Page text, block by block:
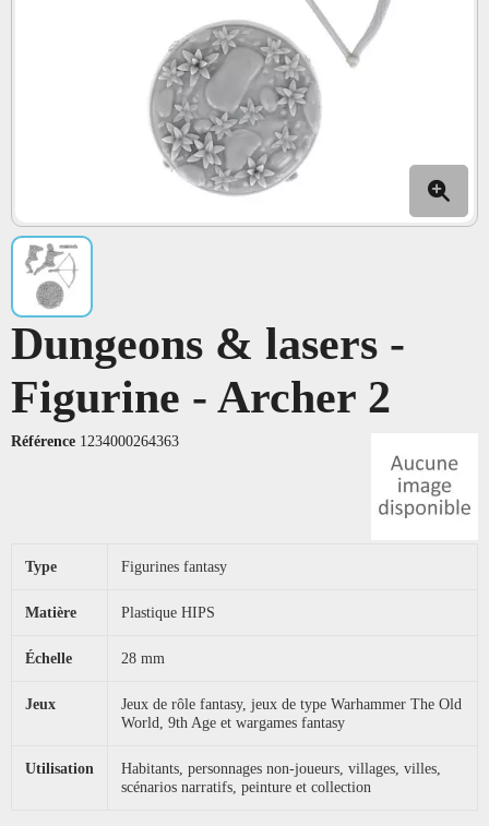
Dungeons & lasers -
Figurine - Archer 2
Référence 1234000264363
Type Figurines fantasy
Matière Plastique HIPS
Échelle 28 mm
Jeux
Jeux de rôle fantasy, jeux de type Warhammer The Old
World, 9th Age et wargames fantasy
Utilisation
Habitants, personnages non-joueurs, villages, villes,
scénarios narratifs, peinture et collection